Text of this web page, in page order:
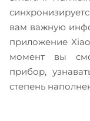
вам важную
приложение
момент вы
прибор,
степень